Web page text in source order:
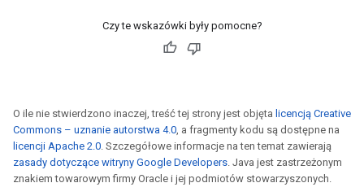
Czy te wskazówki były pomocne?
O ile nie stwierdzono inaczej, treść tej strony jest objęta licencją Creative
Commons – uznanie autorstwa 4.0, a fragmenty kodu są dostępne na
licencji Apache 2.0. Szczegółowe informacje na ten temat zawierają
zasady dotyczące witryny Google Developers. Java jest zastrzeżonym
znakiem towarowym firmy Oracle i jej podmiotów stowarzyszonych.